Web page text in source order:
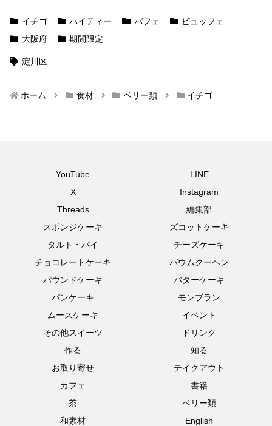
イチゴ ハイティー パフェ
ビュッフェ
大阪府
期間限定
淀川区
ホーム 食材 ベリー類 イチゴ
YouTube
LINE
X
Instagram
Threads
編集部
スポンジケーキ
ズコットケーキ
タルト・パイ
チーズケーキ
チョコレートケーキ
バウムクーヘン
パウンドケーキ
バターケーキ
パンケーキ
モンブラン
ムースケーキ
イベント
その他スイーツ
ドリンク
作る
知る
お取り寄せ
テイクアウト
カフェ
書籍
茶
ベリー類
和素材
English